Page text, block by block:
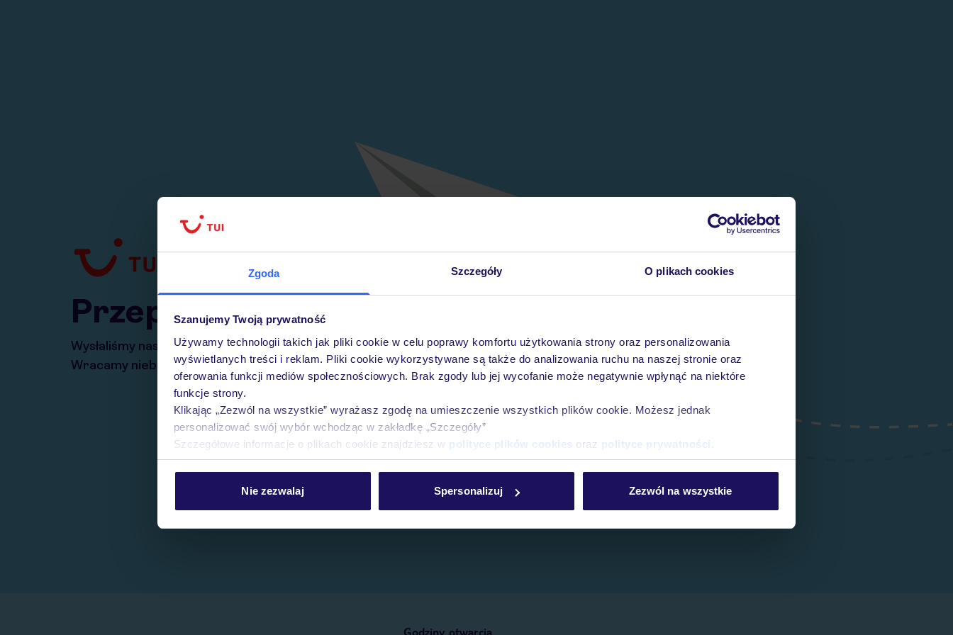
Zgoda Szczegóły O plikach cookies
Szanujemy Twoją prywatność
Używamy technologii takich jak pliki cookie w celu poprawy komfortu użytkowania strony oraz personalizowania
wyświetlanych treści i reklam. Pliki cookie wykorzystywane są także do analizowania ruchu na naszej stronie oraz
oferowania funkcji mediów społecznościowych. Brak zgody lub jej wycofanie może negatywnie wpłynąć na niektóre
funkcje strony.
Klikając „Zezwól na wszystkie” wyrażasz zgodę na umieszczenie wszystkich plików cookie. Możesz jednak
personalizować swój wybór wchodząc w zakładkę „Szczegóły”
Szczegółowe informacje o plikach cookie znajdziesz w polityce plików cookies oraz polityce prywatności
Nie zezwalaj Spersonalizuj Zezwól na wszystkie
Przepraszamy
Wysłaliśmy nasz serwis na krótkie wakacje.
Wracamy niebawem!
Godziny otwarcia